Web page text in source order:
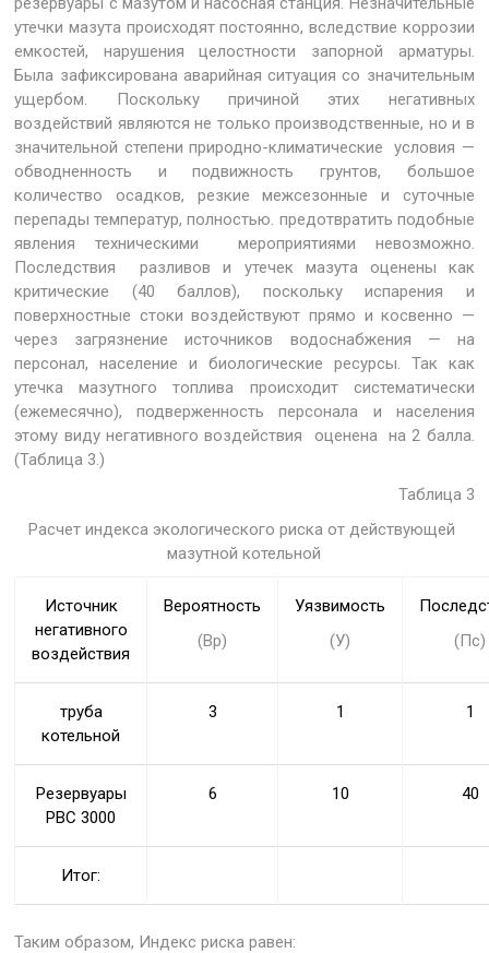
утечки мазута происходят постоянно, вследствие коррозии
емкостей, нарушения целостности запорной арматуры.
Была зафиксирована аварийная ситуация со значительным
ущербом. Поскольку причиной этих негативных
воздействий являются не только производственные, но и в
значительной степени природно-климатические условия —
обводненность и подвижность грунтов, большое
количество осадков, резкие межсезонные и суточные
перепады температур, полностью. предотвратить подобные
явления техническими мероприятиями невозможно.
Последствия разливов и утечек мазута оценены как
критические (40 баллов), поскольку испарения и
поверхностные стоки воздействуют прямо и косвенно —
через загрязнение источников водоснабжения — на
персонал, население и биологические ресурсы. Так как
утечка мазутного топлива происходит систематически
(ежемесячно), подверженность персонала и населения
этому виду негативного воздействия оценена на 2 балла.
(Таблица 3.)
Таблица 3
Расчет индекса экологического риска от действующей
мазутной котельной
Источник
негативного
воздействия
Вероятность
(Вр)
Уязвимость
(У)
(Пс)
труба
котельной
3 1 1
Резервуары
РВС 3000
6 10 40
Итог:
Таким образом, Индекс риска равен: